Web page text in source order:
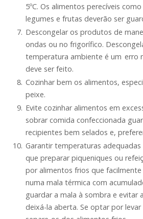
5ºC. Os alimentos perecíveis
legumes e frutas deverão ser
Descongelar os produtos de
ondas ou no frigorífico.
temperatura ambiente é um erro
deve ser feito.
Cozinhar bem os alimentos,
peixe.
Evite cozinhar alimentos em
sobrar comida confeccionada
recipientes bem selados e,
Garantir temperaturas
que preparar piqueniques ou
por alimentos frios que
numa mala térmica com
guardar a mala à sombra e evitar
deixá-la aberta. Se optar por